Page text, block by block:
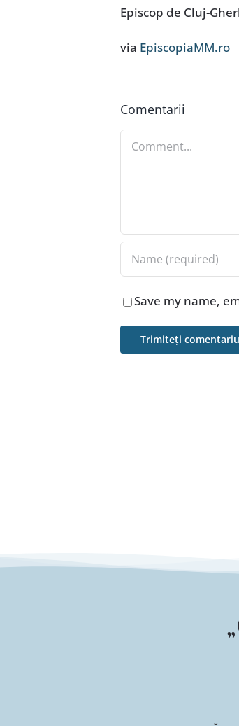
Episcop de Cluj-
via EpiscopiaMM.ro
Comentarii
Comment
Save my name,